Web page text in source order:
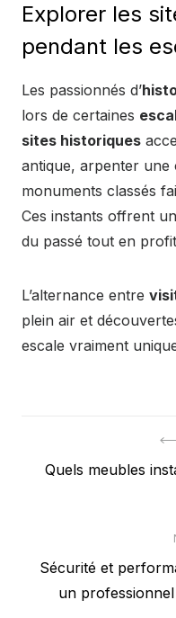
Explorer les
pendant les
Les passionnés d’
lors de certaines
sites historiques
antique, arpenter une
monuments classés
Ces instants offrent
du passé tout en
L’alternance entre
plein air et
escale vraiment
de
Previous
Quels meubles
Next
post:
Sécurité et
un